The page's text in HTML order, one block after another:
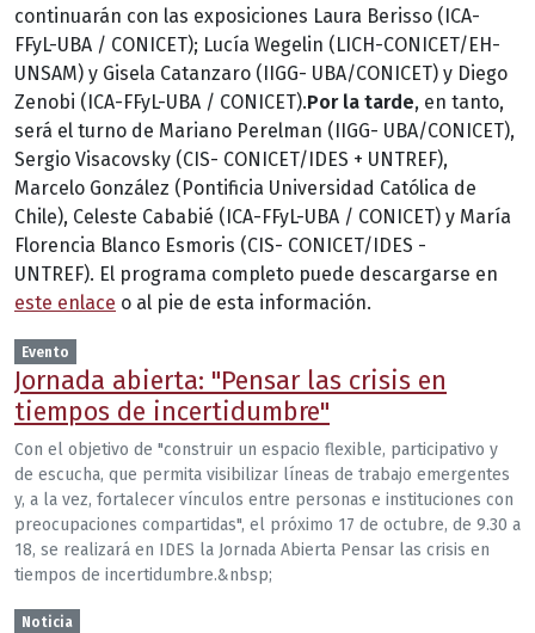
continuarán con las exposiciones Laura Berisso (ICA-
FFyL-UBA / CONICET); Lucía Wegelin (LICH-CONICET/EH-
UNSAM) y Gisela Catanzaro (IIGG- UBA/CONICET) y Diego
Zenobi (ICA-FFyL-UBA / CONICET).Por la tarde, en tanto,
será el turno de Mariano Perelman (IIGG- UBA/CONICET),
Sergio Visacovsky (CIS- CONICET/IDES + UNTREF),
Marcelo González (Pontificia Universidad Católica de
Chile), Celeste Cababié (ICA-FFyL-UBA / CONICET) y María
Florencia Blanco Esmoris (CIS- CONICET/IDES -
UNTREF). El programa completo puede descargarse en
este enlace o al pie de esta información.
Evento
Jornada abierta: "Pensar las crisis en
tiempos de incertidumbre"
Con el objetivo de "construir un espacio flexible, participativo y
de escucha, que permita visibilizar líneas de trabajo emergentes
y, a la vez, fortalecer vínculos entre personas e instituciones con
preocupaciones compartidas", el próximo 17 de octubre, de 9.30 a
18, se realizará en IDES la Jornada Abierta Pensar las crisis en
tiempos de incertidumbre.&nbsp;
Noticia